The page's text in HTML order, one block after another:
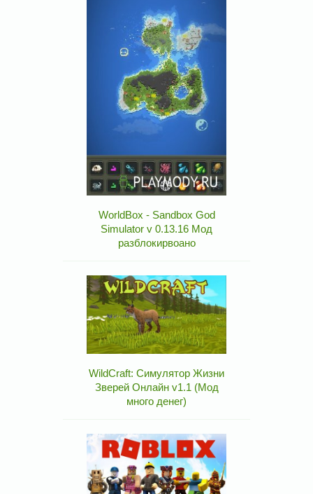
WorldBox - Sandbox God
Simulator v 0.13.16 Мод
разблокирвоано
WildCraft: Симулятор Жизни
Зверей Онлайн v1.1 (Мод
много денег)